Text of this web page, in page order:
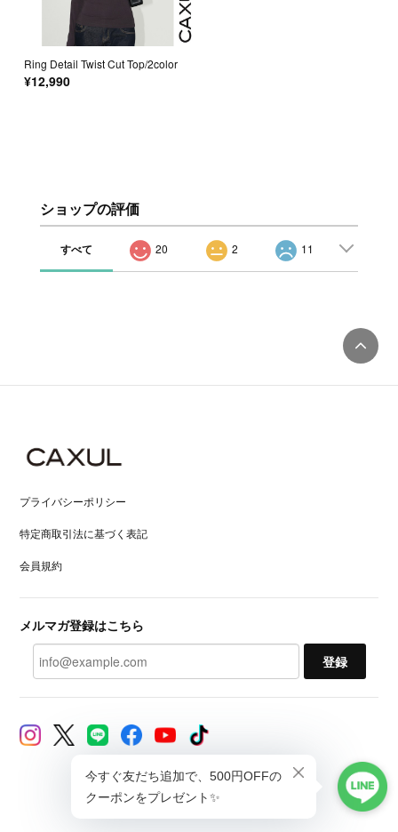
Ring Detail Twist Cut Top/2color
¥12,990
ショップの評価
すべて 20 2 11
プライバシーポリシー
特定商取引法に基づく表記
会員規約
メルマガ登録はこちら
登録
© CAXUL